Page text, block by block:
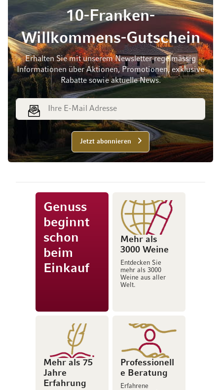
10-Franken-
Willkommens-Gutschein
Erhalten Sie mit unserem Newsletter regelmässig
Informationen über Aktionen, Promotionen, exklusive
Rabatte sowie aktuelle News.
E-Mail Adresse
Jetzt abonnieren
Genuss
beginnt
schon
beim
Einkauf
Mehr als
3000 Weine
Entdecken Sie
mehr als 3000
Weine aus aller
Welt.
Mehr als 75
Jahre
Erfahrung
Professionell
e Beratung
Erfahrene